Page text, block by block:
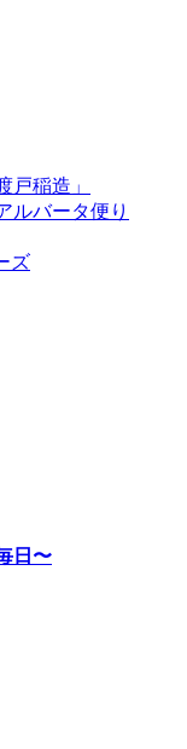
戸稲造」
バータ便り
ズ
日〜